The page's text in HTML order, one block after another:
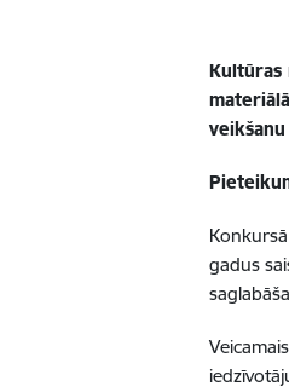
Kultūras
veikšanu
gadus